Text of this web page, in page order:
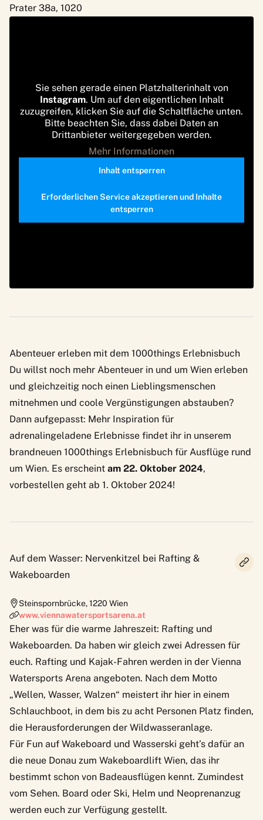
Prater 38a, 1020
Sie sehen gerade einen Platzhalterinhalt von
Instagram. Um auf den eigentlichen Inhalt
zuzugreifen, klicken Sie auf die Schaltfläche unten.
Bitte beachten Sie, dass dabei Daten an
Drittanbieter weitergegeben werden.
Mehr Informationen
Inhalt entsperren
Erforderlichen Service akzeptieren und Inhalte
entsperren
Abenteuer erleben mit dem 1000things Erlebnisbuch
Du willst noch mehr Abenteuer in und um Wien erleben
und gleichzeitig noch einen Lieblingsmenschen
mitnehmen und coole Vergünstigungen abstauben?
Dann aufgepasst: Mehr Inspiration für
adrenalingeladene Erlebnisse findet ihr in unserem
brandneuen 1000things Erlebnisbuch für Ausflüge rund
um Wien. Es erscheint am 22. Oktober 2024,
vorbestellen geht ab 1. Oktober 2024!
Auf dem Wasser: Nervenkitzel bei Rafting &
Wakeboarden
Steinspornbrücke,1220 Wien
www.viennawatersportsarena.at
Eher was für die warme Jahreszeit: Rafting und
Wakeboarden. Da haben wir gleich zwei Adressen für
euch. Rafting und Kajak-Fahren werden in der Vienna
Watersports Arena angeboten. Nach dem Motto
„Wellen, Wasser, Walzen“ meistert ihr hier in einem
Schlauchboot, in dem bis zu acht Personen Platz finden,
die Herausforderungen der Wildwasseranlage.
Für Fun auf Wakeboard und Wasserski geht’s dafür an
die neue Donau zum Wakeboardlift Wien, das ihr
bestimmt schon von Badeausflügen kennt. Zumindest
vom Sehen. Board oder Ski, Helm und Neoprenanzug
werden euch zur Verfügung gestellt.